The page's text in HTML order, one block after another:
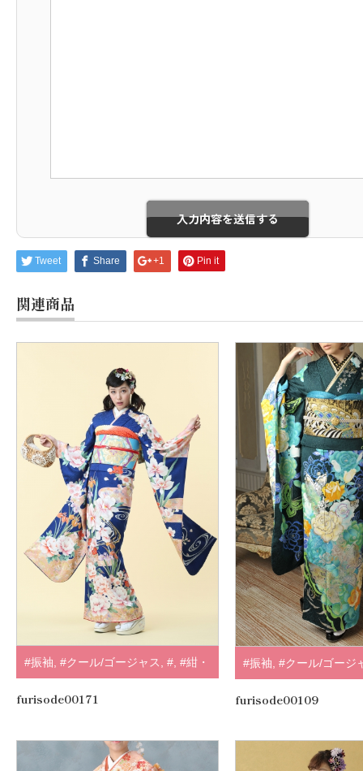
Tweet Share +1 Pin it
関連商品
#振袖 #クール/ゴージャス # #紺・
水色 .
furisode00171
#振袖 #クール/ゴージ
緑 #紺・水色,
furisode00109